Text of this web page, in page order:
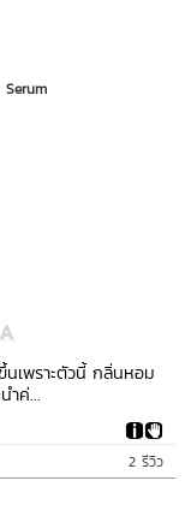
เพราะตัวนี้ กลิ่นหอม
ำค่...
2 รีวิว